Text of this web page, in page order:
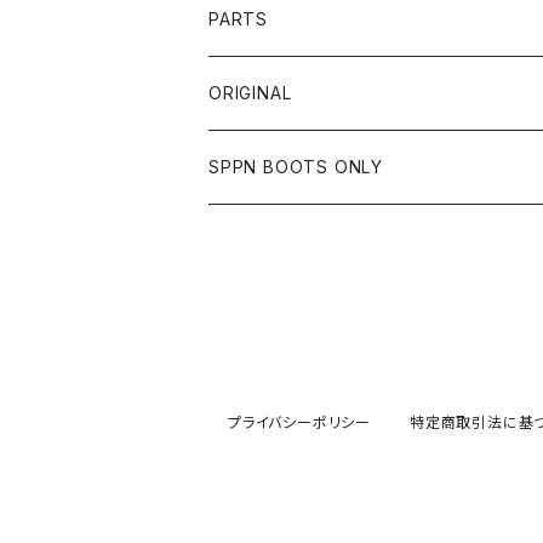
SHIRTS
OTHER
SHIRTS
TOYS McCOY
OTHER
TOPS
VIN&AGE
WEAR
HARLEY DAVIDSON
リード工業
NAPA
DIN MARKET
DIN MARKET
STREAM TRAIL
BAG
HTC
SLOW WEAR LION
STANCE
PARTS
ORIGINAL
TOPS
SPPN BOOTS ONLY
プライバシーポリシー 特定商取引法に基